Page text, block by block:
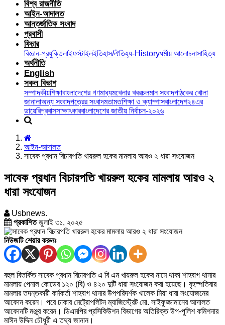
বিশ্ব রাজনীতি
আইন-আদালত
আন্তর্জাতিক সংবাদ
প্রবাসী
ফিচার
বিজ্ঞান-প্রযুক্তিলাইফস্টাইলইতিহাস/ঐতিহ্য-Historyধর্মীয় আলোচনাসাহিত্য
অর্থনীতি
English
সকল বিভাগ
সম্পাদকীয়শিক্ষাবাংলাদেশের গণমাধ্যমখেলার খবরচলমান সংবাদপাঠকের খোলা
জানালাঅন্য সংবাদপত্রের সংবাদমতামতশিক্ষা ও ক্যাম্পাসবাংলাদেশ২৪এর
ডায়েরিপ্রবাসসাক্ষাৎকারবাংলাদেশের জাতীয় নির্বাচন-২০২৬
আইন-আদালত
সাবেক প্রধান বিচারপতি খায়রুল হকের মামলায় আরও ২ ধারা সংযোজন
সাবেক প্রধান বিচারপতি খায়রুল হকের মামলায় আরও ২
ধারা সংযোজন
Usbnews.
প্রকাশিতজুলাই ৩১, ২০২৫
নিউজটি শেয়ার করুনঃ
বহুল বিতর্কিত সাবেক প্রধান বিচারপতি এ বি এম খায়রুল হকের নামে থাকা শাহবাগ থানার
মামলায় পেনাল কোডের ১২০ (বি) ও ৪২০ দুটি ধারা সংযোজন করা হয়েছে। বৃহস্পতিবার
মামলার তদন্তকারী কর্মকর্তা শাহবাগ থানার উপপরিদর্শক খালেক মিয়া ধারা সংযোজনের
আবেদন করেন। পরে ঢাকার মেট্রোপলিটন ম্যাজিস্ট্রেট মো. সাইফুজ্জামানের আদালত
আবেদনটি মঞ্জুর করেন। ডিএমপির প্রসিকিউশন বিভাগের অতিরিক্ত উপ-পুলিশ কমিশনার
মাঈন উদ্দিন চৌধুরী এ তথ্য জানান।